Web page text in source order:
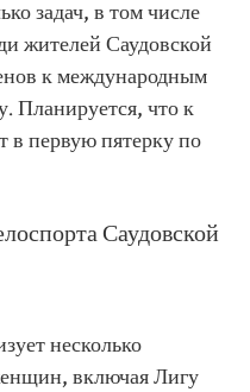
задач, в том числе
жителей Саудовской
к международным
Планируется, что к
в первую пятерку по
Саудовской
несколько
включая Лигу